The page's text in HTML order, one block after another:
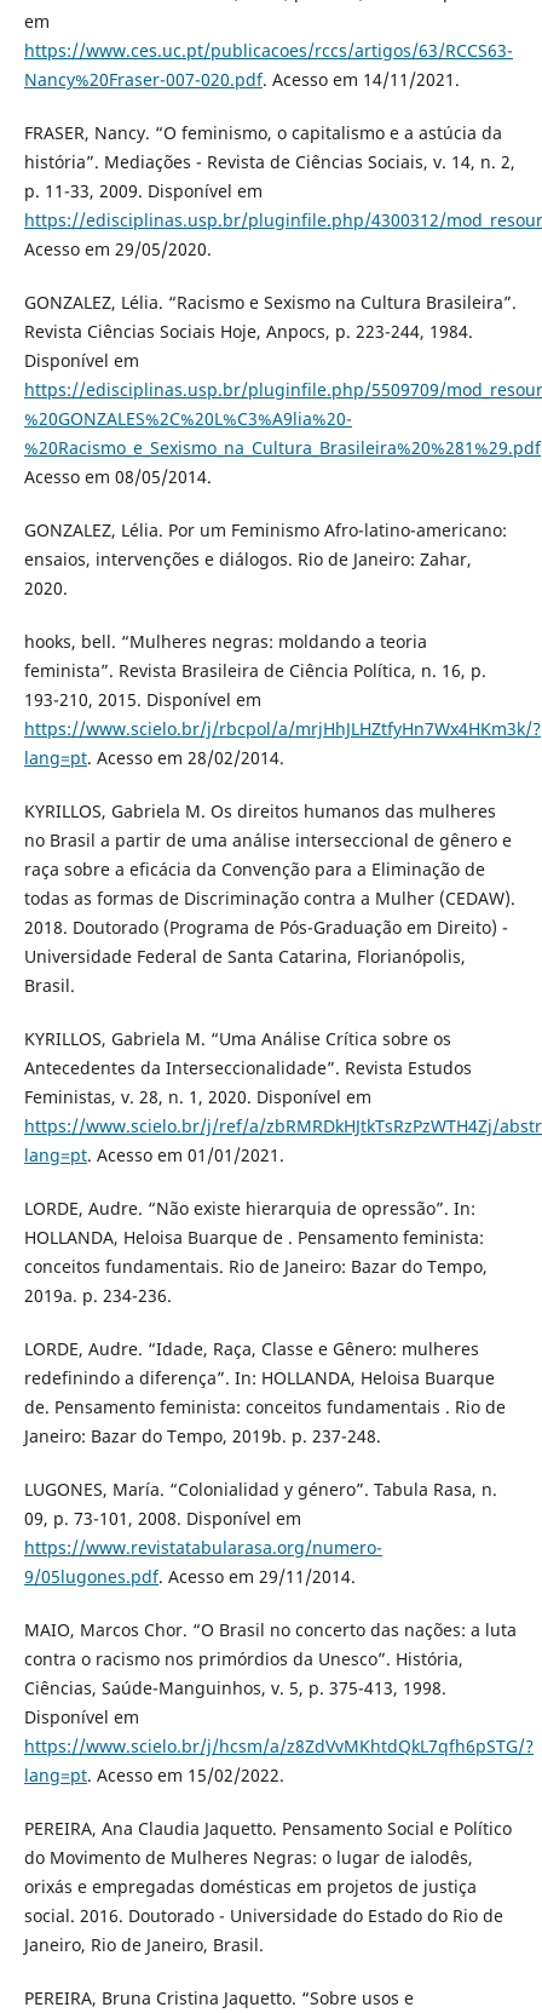
em
https://www.ces.uc.pt/publicacoes/rccs/artigos/63/RCCS63-
Nancy%20Fraser-007-020.pdf. Acesso em 14/11/2021.
FRASER, Nancy. “O feminismo, o capitalismo e a astúcia da
história”. Mediações - Revista de Ciências Sociais, v. 14, n. 2,
p. 11-33, 2009. Disponível em
https://edisciplinas.usp.br/pluginfile.php/4300312/
Acesso em 29/05/2020.
GONZALEZ, Lélia. “Racismo e Sexismo na Cultura Brasileira”.
Revista Ciências Sociais Hoje, Anpocs, p. 223-244, 1984.
Disponível em
https://edisciplinas.usp.br/pluginfile.php/5509709/
%20GONZALES%2C%20L%C3%A9lia%20-
%20Racismo_e_Sexismo_na_Cultura_Brasileira%20%281%29.pdf
Acesso em 08/05/2014.
GONZALEZ, Lélia. Por um Feminismo Afro-latino-americano:
ensaios, intervenções e diálogos. Rio de Janeiro: Zahar,
2020.
hooks, bell. “Mulheres negras: moldando a teoria
feminista”. Revista Brasileira de Ciência Política, n. 16, p.
193-210, 2015. Disponível em
https://www.scielo.br/j/rbcpol/a/mrjHhJLHZtfyHn7Wx4HKm3k/?
lang=pt. Acesso em 28/02/2014.
KYRILLOS, Gabriela M. Os direitos humanos das mulheres
no Brasil a partir de uma análise interseccional de gênero e
raça sobre a eficácia da Convenção para a Eliminação de
todas as formas de Discriminação contra a Mulher (CEDAW).
2018. Doutorado (Programa de Pós-Graduação em Direito) -
Universidade Federal de Santa Catarina, Florianópolis,
Brasil.
KYRILLOS, Gabriela M. “Uma Análise Crítica sobre os
Antecedentes da Interseccionalidade”. Revista Estudos
Feministas, v. 28, n. 1, 2020. Disponível em
https://www.scielo.br/j/ref/a/zbRMRDkHJtkTsRzPzWTH4Zj/
lang=pt. Acesso em 01/01/2021.
LORDE, Audre. “Não existe hierarquia de opressão”. In:
HOLLANDA, Heloisa Buarque de . Pensamento feminista:
conceitos fundamentais. Rio de Janeiro: Bazar do Tempo,
2019a. p. 234-236.
LORDE, Audre. “Idade, Raça, Classe e Gênero: mulheres
redefinindo a diferença”. In: HOLLANDA, Heloisa Buarque
de. Pensamento feminista: conceitos fundamentais . Rio de
Janeiro: Bazar do Tempo, 2019b. p. 237-248.
LUGONES, María. “Colonialidad y género”. Tabula Rasa, n.
09, p. 73-101, 2008. Disponível em
https://www.revistatabularasa.org/numero-
9/05lugones.pdf. Acesso em 29/11/2014.
MAIO, Marcos Chor. “O Brasil no concerto das nações: a luta
contra o racismo nos primórdios da Unesco”. História,
Ciências, Saúde-Manguinhos, v. 5, p. 375-413, 1998.
Disponível em
https://www.scielo.br/j/hcsm/a/z8ZdVvMKhtdQkL7qfh6pSTG/?
lang=pt. Acesso em 15/02/2022.
PEREIRA, Ana Claudia Jaquetto. Pensamento Social e Político
do Movimento de Mulheres Negras: o lugar de ialodês,
orixás e empregadas domésticas em projetos de justiça
social. 2016. Doutorado - Universidade do Estado do Rio de
Janeiro, Rio de Janeiro, Brasil.
PEREIRA, Bruna Cristina Jaquetto. “Sobre usos e